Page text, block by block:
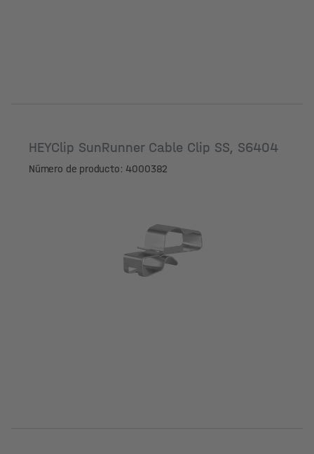
HEYClip SunRunner Cable Clip SS, S6404
Número de producto: 4000382